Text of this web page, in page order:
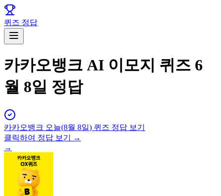
퀴즈 정답
카카오뱅크 AI 이모지 퀴즈 6
월 8일 정답
카카오뱅크 오늘(8월 8일) 퀴즈 정답 보기
클릭하여 정답 보기 →
→